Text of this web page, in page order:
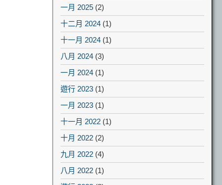
一月 2025 (2)
十二月 2024 (1)
十一月 2024 (1)
八月 2024 (3)
一月 2024 (1)
遊行 2023 (1)
一月 2023 (1)
十一月 2022 (1)
十月 2022 (2)
九月 2022 (4)
八月 2022 (1)